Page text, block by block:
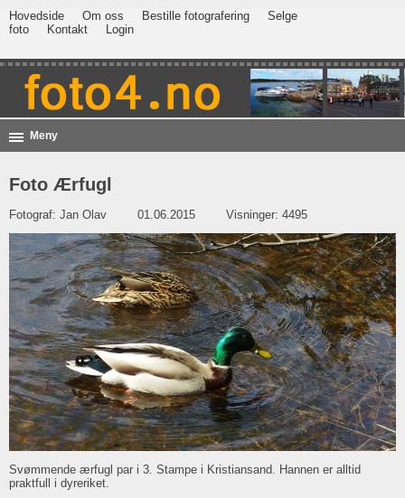
Hovedside Om oss Bestille fotografering
Selge
foto
Kontakt Login
Meny
Foto Ærfugl
Fotograf: Jan Olav 01.06.2015 Visninger: 4495
Svømmende ærfugl par i 3. Stampe i Kristiansand. Hannen er alltid
praktfull i dyreriket.